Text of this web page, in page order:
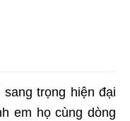
trọng hiện đại
em họ cùng dòng